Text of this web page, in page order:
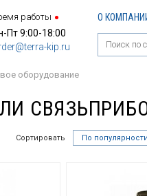
работы
Пт 9:00-18:00
kip.ru
О
оборудование
Сортировать По популярности